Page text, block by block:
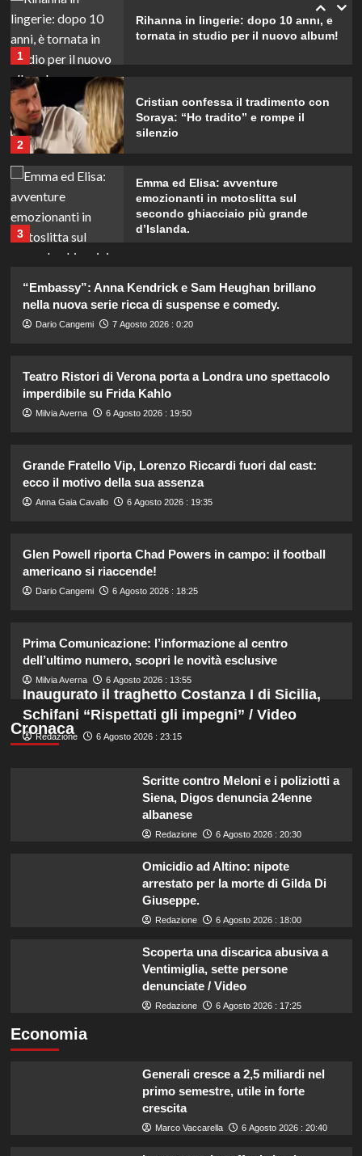
1
Rihanna in lingerie: dopo 10 anni, è
tornata in studio per il nuovo album!
2
Cristian confessa il tradimento con
Soraya: “Ho tradito” e rompe il
silenzio
3
Emma ed Elisa: avventure
emozionanti in motoslitta sul
secondo ghiacciaio più grande
d’Islanda.
4
Sabrina dopo il falò con Giovanni:
verità inaspettate svelate.
5
catturano il suo stile unico e la sua
bellezza.
1
Rihanna in lingerie: dopo 10 anni, è
tornata in studio per il nuovo album!
2
Soraya: “Ho tradito” e rompe il
silenzio
3
emozionanti in motoslitta sul
secondo ghiacciaio più grande
Riccardo Guarnieri chiude con
Sabrina dopo il falò con Giovanni:
Chiara Ferragni: ultime immagini che
catturano il suo stile unico e la sua
“Embassy”: Anna Kendrick e Sam Heughan brillano
nella nuova serie ricca di suspense e comedy.
Dario Cangemi 7 Agosto 2026 : 0:20
Teatro Ristori di Verona porta a Londra uno spettacolo
imperdibile su Frida Kahlo
Milvia Averna 6 Agosto 2026 : 19:50
Grande Fratello Vip, Lorenzo Riccardi fuori dal cast:
ecco il motivo della sua assenza
Anna Gaia Cavallo 6 Agosto 2026 : 19:35
Glen Powell riporta Chad Powers in campo: il football
americano si riaccende!
Dario Cangemi 6 Agosto 2026 : 18:25
Prima Comunicazione: l’informazione al centro
dell’ultimo numero, scopri le novità esclusive
Milvia Averna 6 Agosto 2026 : 13:55
Cronaca
Inaugurato il traghetto Costanza I di Sicilia,
Schifani “Rispettati gli impegni” / Video
Redazione 6 Agosto 2026 : 23:15
Scritte contro Meloni e i poliziotti a
Siena, Digos denuncia 24enne
albanese
Redazione 6 Agosto 2026 : 20:30
Omicidio ad Altino: nipote
arrestato per la morte di Gilda Di
Giuseppe.
Redazione 6 Agosto 2026 : 18:00
Scoperta una discarica abusiva a
Ventimiglia, sette persone
denunciate / Video
Redazione 6 Agosto 2026 : 17:25
Economia
Generali cresce a 2,5 miliardi nel
primo semestre, utile in forte
crescita
Marco Vaccarella 6 Agosto 2026 : 20:40